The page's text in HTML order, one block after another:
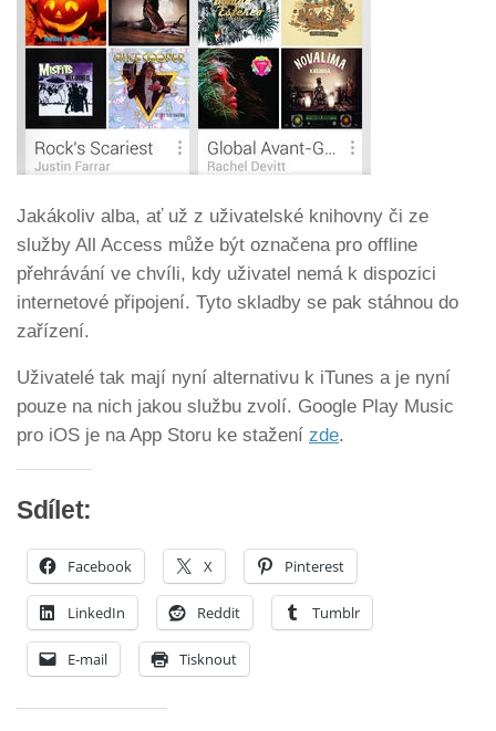
Jakákoliv alba, ať už z uživatelské knihovny či ze
služby All Access může být označena pro offline
přehrávání ve chvíli, kdy uživatel nemá k dispozici
internetové připojení. Tyto skladby se pak stáhnou do
zařízení.
Uživatelé tak mají nyní alternativu k iTunes a je nyní
pouze na nich jakou službu zvolí. Google Play Music
pro iOS je na App Storu ke stažení zde.
Sdílet:
Facebook X Pinterest
LinkedIn Reddit Tumblr
E-mail Tisknout